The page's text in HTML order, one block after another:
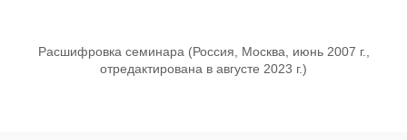
Расшифровка семинара (Россия, Москва, июнь 2007 г.,
отредактирована в августе 2023 г.)